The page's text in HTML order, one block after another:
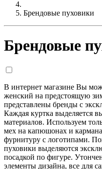
Брендовые пуховики
Брендовые
В интернет магазине Вы
женский на предстоящую
представлены бренды с
Каждая куртка выделяется
материалов. Используем
мех на капюшонах и
фурнитуру с логотипами.
пуховики выделяются
посадкой по фигуре.
элементы дизайна, все для